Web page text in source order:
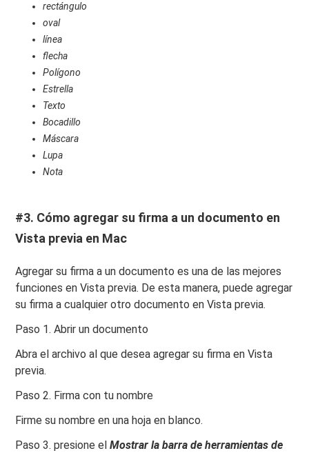
rectángulo
oval
línea
flecha
Polígono
Estrella
Texto
Bocadillo
Máscara
Lupa
Nota
#3. Cómo agregar su firma a un documento en
Vista previa en Mac
Agregar su firma a un documento es una de las mejores
funciones en Vista previa. De esta manera, puede agregar
su firma a cualquier otro documento en Vista previa.
Paso 1. Abrir un documento
Abra el archivo al que desea agregar su firma en Vista
previa.
Paso 2. Firma con tu nombre
Firme su nombre en una hoja en blanco.
Paso 3. presione elMostrar la barra de herramientas de